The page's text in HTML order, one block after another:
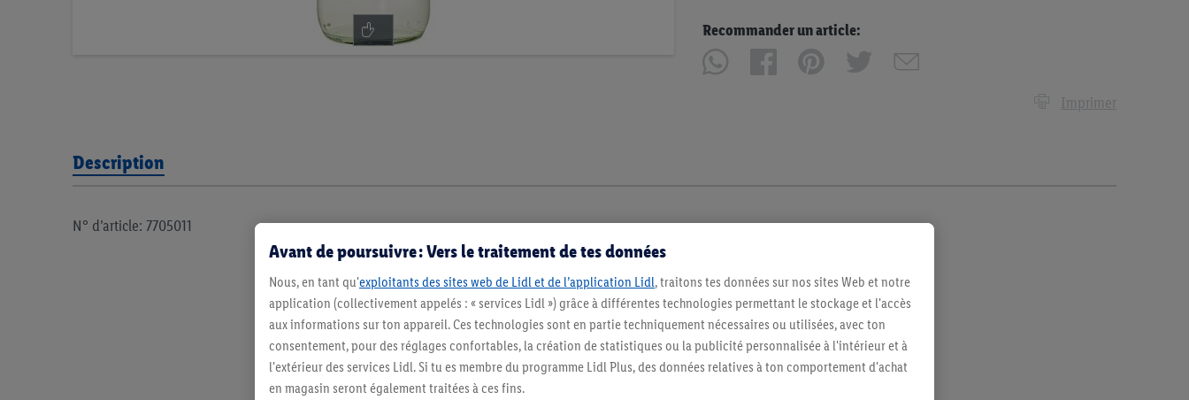
Recommander un article:
Imprimer
Description
N° d’article: 7705011
Avant de poursuivre : Vers le traitement de tes données
Nous, en tant qu'exploitants des sites web de Lidl et de l’application Lidl, traitons tes données sur nos sites Web et notre
application (collectivement appelés : « services Lidl ») grâce à différentes technologies permettant le stockage et l'accès
aux informations sur ton appareil. Ces technologies sont en partie techniquement nécessaires ou utilisées, avec ton
consentement, pour des réglages confortables, la création de statistiques ou la publicité personnalisée à l'intérieur et à
l'extérieur des services Lidl. Si tu es membre du programme Lidl Plus, des données relatives à ton comportement d'achat
en magasin seront également traitées à ces fins.